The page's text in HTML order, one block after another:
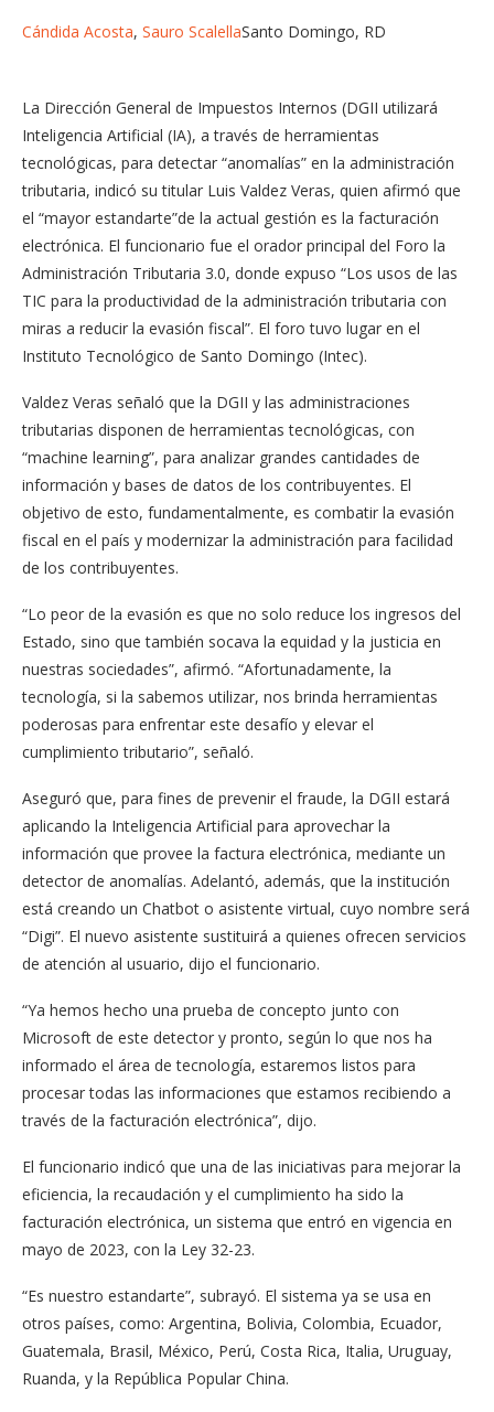
Cándida Acosta, Sauro ScalellaSanto Domingo, RD
La Dirección General de Impuestos Internos (DGII utilizará
Inteligencia Artificial (IA), a través de herramientas
tecnológicas, para detectar “anomalías” en la administración
tributaria, indicó su titular Luis Valdez Veras, quien afirmó que
el “mayor estandarte”de la actual gestión es la facturación
electrónica. El funcionario fue el orador principal del Foro la
Administración Tributaria 3.0, donde expuso “Los usos de las
TIC para la productividad de la administración tributaria con
miras a reducir la evasión fiscal”. El foro tuvo lugar en el
Instituto Tecnológico de Santo Domingo (Intec).
Valdez Veras señaló que la DGII y las administraciones
tributarias disponen de herramientas tecnológicas, con
“machine learning”, para analizar grandes cantidades de
información y bases de datos de los contribuyentes. El
objetivo de esto, fundamentalmente, es combatir la evasión
fiscal en el país y modernizar la administración para facilidad
de los contribuyentes.
“Lo peor de la evasión es que no solo reduce los ingresos del
Estado, sino que también socava la equidad y la justicia en
nuestras sociedades”, afirmó. “Afortunadamente, la
tecnología, si la sabemos utilizar, nos brinda herramientas
poderosas para enfrentar este desafío y elevar el
cumplimiento tributario”, señaló.
Aseguró que, para fines de prevenir el fraude, la DGII estará
aplicando la Inteligencia Artificial para aprovechar la
información que provee la factura electrónica, mediante un
detector de anomalías. Adelantó, además, que la institución
está creando un Chatbot o asistente virtual, cuyo nombre será
“Digi”. El nuevo asistente sustituirá a quienes ofrecen servicios
de atención al usuario, dijo el funcionario.
“Ya hemos hecho una prueba de concepto junto con
Microsoft de este detector y pronto, según lo que nos ha
informado el área de tecnología, estaremos listos para
procesar todas las informaciones que estamos recibiendo a
través de la facturación electrónica”, dijo.
El funcionario indicó que una de las iniciativas para mejorar la
eficiencia, la recaudación y el cumplimiento ha sido la
facturación electrónica, un sistema que entró en vigencia en
mayo de 2023, con la Ley 32-23.
“Es nuestro estandarte”, subrayó. El sistema ya se usa en
otros países, como: Argentina, Bolivia, Colombia, Ecuador,
Guatemala, Brasil, México, Perú, Costa Rica, Italia, Uruguay,
Ruanda, y la República Popular China.